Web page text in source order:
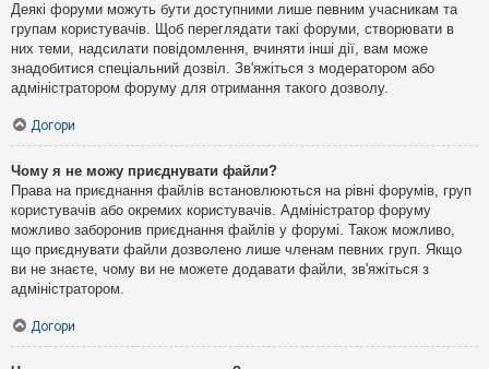
Деякі форуми можуть бути доступними лише певним учасникам та
групам користувачів. Щоб переглядати такі форуми, створювати в
них теми, надсилати повідомлення, вчиняти інші дії, вам може
знадобитися спеціальний дозвіл. Зв'яжіться з модератором або
адміністратором форуму для отримання такого дозволу.
Догори
Чому я не можу приєднувати файли?
Права на приєднання файлів встановлюються на рівні форумів, груп
користувачів або окремих користувачів. Адміністратор форуму
можливо заборонив приєднання файлів у форумі. Також можливо,
що приєднувати файли дозволено лише членам певних груп. Якщо
ви не знаєте, чому ви не можете додавати файли, зв'яжіться з
адміністратором.
Догори